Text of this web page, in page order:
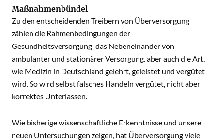
Maßnahmenbündel
Zu den entscheidenden Treibern von Überversorgung
zählen die Rahmenbedingungen der
Gesundheitsversorgung: das Nebeneinander von
ambulanter und stationärer Versorgung, aber auch die Art,
wie Medizin in Deutschland gelehrt, geleistet und vergütet
wird. So wird selbst falsches Handeln vergütet, nicht aber
korrektes Unterlassen.
Wie bisherige wissenschaftliche Erkenntnisse und unsere
neuen Untersuchungen zeigen, hat Überversorgung viele